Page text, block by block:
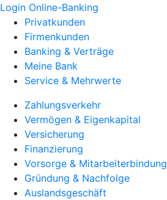
Login Online-Banking
Privatkunden
Firmenkunden
Banking & Verträge
Meine Bank
Service & Mehrwerte
Zahlungsverkehr
Vermögen & Eigenkapital
Versicherung
Finanzierung
Vorsorge & Mitarbeiterbindung
Gründung & Nachfolge
Auslandsgeschäft